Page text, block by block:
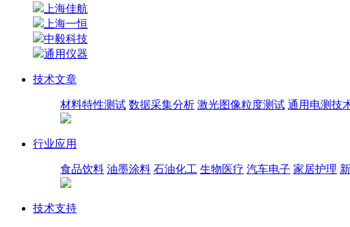
上海佳航
上海一恒
中毅科技
通用仪器
技术文章
材料特性测试 数据采集分析 激光图像粒度测试 通用电测技
行业应用
食品饮料 油墨涂料 石油化工 生物医疗 汽车电子 家居护理
技术支持